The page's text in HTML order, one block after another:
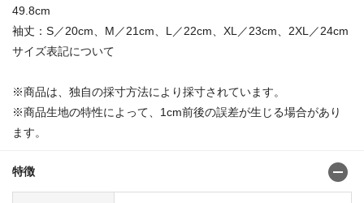
49.8cm
袖丈：S／20cm、M／21cm、L／22cm、XL／23cm、2XL／24cm
サイズ表記について
※商品は、独自の採寸方法により採寸されています。
※商品生地の特性によって、1cm前後の誤差が生じる場合があり
ます。
特徴